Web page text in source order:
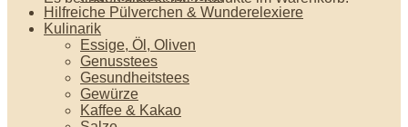
Hilfreiche Pülverchen & Wunderelexiere
Kulinarik
Essige, Öl, Oliven
Genusstees
Gesundheitstees
Gewürze
Kaffee & Kakao